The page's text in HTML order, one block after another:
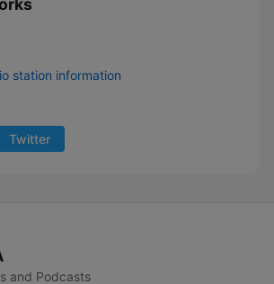
station information
Twitter
and Podcasts